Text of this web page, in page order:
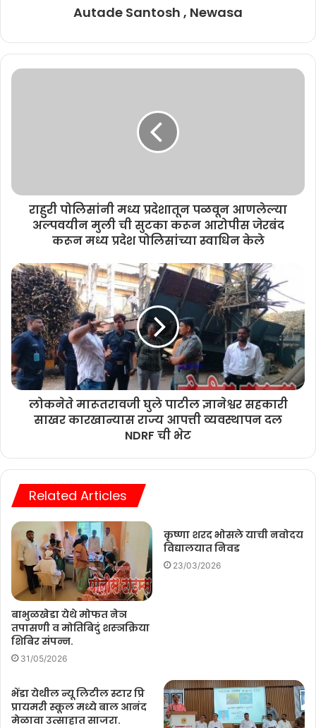
Autade Santosh , Newasa
राहुरी पोलिसांनी मध्य प्रदेशातून पळवून आणलेल्या
अल्पवयीन मुली ची सुटका करून आरोपीस जेरबंद
करून मध्य प्रदेश पोलिसांच्या स्वाधिन केले
लोकनेते मारूतरावजी घुले पाटील ज्ञानेश्वर सहकारी
साखर कारखान्यास राज्य आपत्ती व्यवस्थापन दल
NDRF ची भेट
Related Articles
बाभुळखेडा येथे मोफत नेञ
तपासणी व मोतिबिदुं शस्ञक्रिया
शिबिर संपन्न.
31/05/2026
कृष्णा शरद भोसले याची नवोदय
विद्यालयात निवड
23/03/2026
भेंडा येथील न्यू लिटील स्टार प्रि
प्रायमरी स्कूल मध्ये बाल आनंद
मेळावा उत्साहात साजरा.